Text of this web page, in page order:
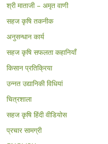
श्री माताजी – अमृत वाणी
सहज कृषि तकनीक
अनुसन्धान कार्य
सहज कृषि सफलता कहानियाँ
किसान प्रतिक्रिया
उन्नत उद्यानिकी विधियां
चित्रशाला
सहज कृषि हिंदी वीडियोस
प्रचार सामग्री